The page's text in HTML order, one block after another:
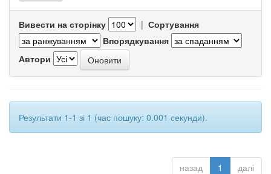
Вивести на сторінку | Сортування
Впорядкування
Автори
Результати 1-1 зі 1 (час пошуку: 0.001 секунди).
назад 1 далі